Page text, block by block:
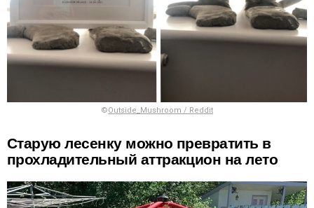
©Outside_Mushroom / Reddit
Старую лесенку можно превратить в
прохладительный аттракцион на лето